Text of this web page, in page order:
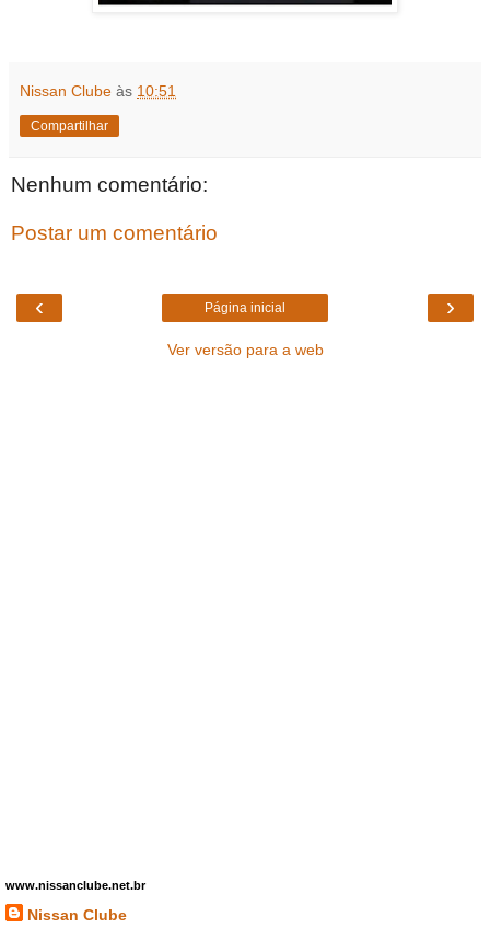
Nissan Clube às 10:51
Compartilhar
Nenhum comentário:
Postar um comentário
‹ ›
Página inicial
Ver versão para a web
www.nissanclube.net.br
Nissan Clube